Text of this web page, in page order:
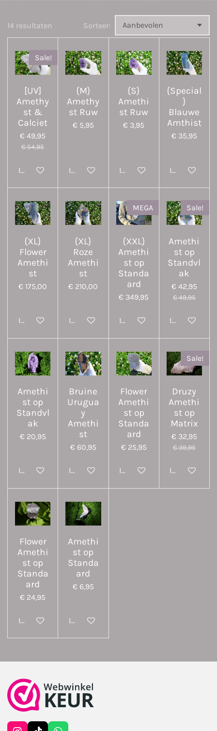
14 resultaten Sorteer:
Sale!
[UV]
Amethy
st &
Calciet
€ 49,95
€ 54,95
In winkelwagen
{M}
Amethy
st Ruw
€ 5,95
In winkelwagen
{S}
Amethi
st Ruw
€ 3,95
In winkelwagen
{Special
}
Blauwe
Amthist
€ 35,95
In
{XL}
Flower
Amethi
st
€ 175,00
In winkelwagen
{XL}
Roze
Amethi
st
€ 210,00
In winkelwagen
MEGA
{XXL}
Amethi
st op
Standa
ard
€ 349,95
In winkelwagen
Sale!
Amethi
st op
Standvl
ak
€ 42,95
€ 49,95
In
Amethi
st op
Standvl
ak
€ 20,95
In winkelwagen
Bruine
Urugua
y
Amethi
st
€ 60,95
In winkelwagen
Flower
Amethi
st op
Standa
ard
€ 25,95
In winkelwagen
Sale!
Druzy
Amethi
st op
Matrix
€ 32,95
€ 39,95
In
Flower
Amethi
st op
Standa
ard
€ 24,95
In winkelwagen
Amethi
st op
Standa
ard
€ 6,95
In winkelwagen